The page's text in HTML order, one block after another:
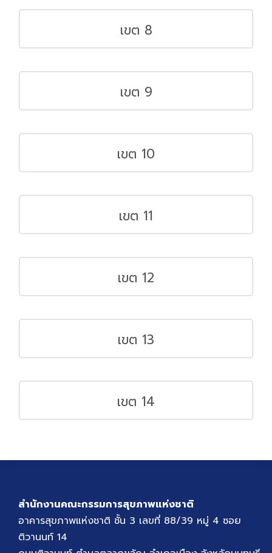
เขต 8
เขต 9
เขต 10
เขต 11
เขต 12
เขต 13
เขต 14
สำนักงานคณะกรรมการสุขภาพแห่งชาติ
อาคารสุขภาพแห่งชาติ ชั้น 3 เลขที่ 88/39 หมู่ 4 ซอย
ติวานนท์ 14